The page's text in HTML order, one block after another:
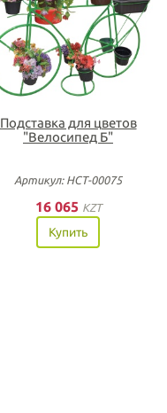
Подставка для цветов
"Велосипед Б"
Артикул: НСТ-00075
16 065 KZT
Купить